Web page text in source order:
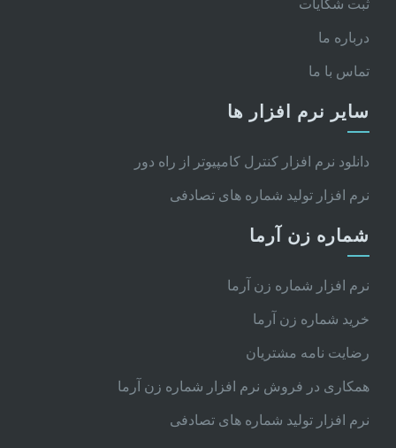
درباره ما
تماس با ما
سایر نرم افزار ها
دانلود نرم افزار کنترل کامپیوتر از راه دور
نرم افزار تولید شماره های تصادفی
شماره زن آرما
نرم افزار شماره زن آرما
خرید شماره زن آرما
رضایت نامه مشتریان
همکاری در فروش نرم افزار شماره زن آرما
نرم افزار تولید شماره های تصادفی